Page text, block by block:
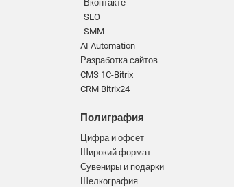
Вконтакте
SEO
SMM
AI Automation
Разработка сайтов
CMS 1C-Bitrix
CRM Bitrix24
Полиграфия
Цифра и офсет
Широкий формат
Сувениры и подарки
Шелкография